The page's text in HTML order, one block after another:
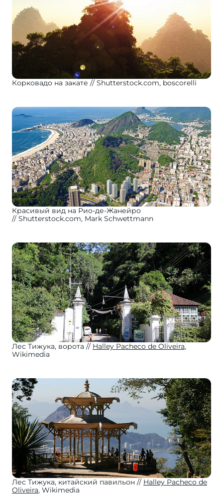
Корковадо на закате Shutterstock.com, boscorelli
Красивый вид на Рио-де-Жанейро
Shutterstock.com, Mark Schwettmann
Лес Тижука, ворота Halley Pacheco de Oliveira,
Wikimedia
Лес Тижука, китайский павильон
Halley Pacheco de
Oliveira, Wikimedia